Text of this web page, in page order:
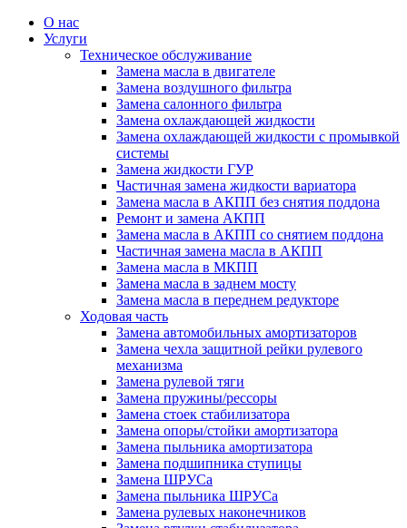
О нас
Услуги
Техническое обслуживание
Замена масла в двигателе
Замена воздушного фильтра
Замена салонного фильтра
Замена охлаждающей жидкости
Замена охлаждающей жидкости с промывкой
системы
Замена жидкости ГУР
Частичная замена жидкости вариатора
Замена масла в АКПП без снятия поддона
Ремонт и замена АКПП
Замена масла в АКПП со снятием поддона
Частичная замена масла в АКПП
Замена масла в МКПП
Замена масла в заднем мосту
Замена масла в переднем редукторе
Ходовая часть
Замена автомобильных амортизаторов
Замена чехла защитной рейки рулевого
механизма
Замена рулевой тяги
Замена пружины/рессоры
Замена стоек стабилизатора
Замена опоры/стойки амортизатора
Замена пыльника амортизатора
Замена подшипника ступицы
Замена ШРУСа
Замена пыльника ШРУСа
Замена рулевых наконечников